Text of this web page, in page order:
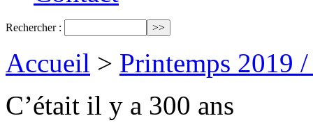
Rechercher :
Accueil > Printemps 2019
C’était il y a 300 ans